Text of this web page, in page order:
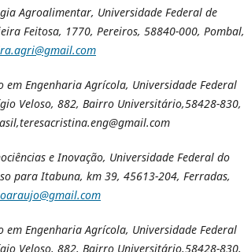
Agroalimentar, Universidade Federal de
Feitosa, 1770, Pereiros, 58840-000, Pombal,
em Engenharia Agrícola, Universidade Federal
Veloso, 882, Bairro Universitário,58428-830,
e Inovação, Universidade Federal do
para Itabuna, km 39, 45613-204, Ferradas,
em Engenharia Agrícola, Universidade Federal
Veloso, 882, Bairro Universitário,58428-830,